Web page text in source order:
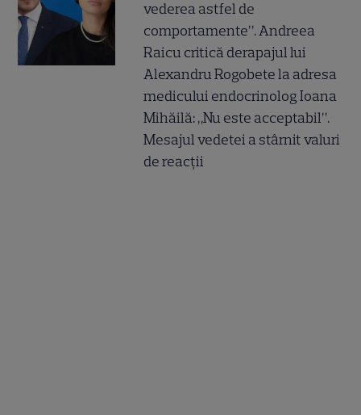
vederea astfel de
comportamente”. Andreea
Raicu critică derapajul lui
Alexandru Rogobete la adresa
medicului endocrinolog Ioana
Mihăilă: „Nu este acceptabil”.
Mesajul vedetei a stârnit valuri
de reacții